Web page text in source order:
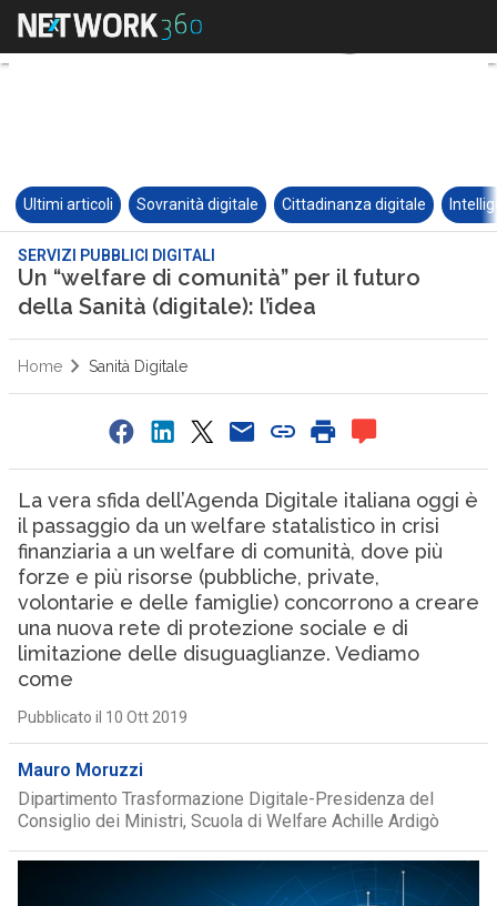
Ultimi articoli Sovranità digitale Cittadinanza digitale
SERVIZI PUBBLICI DIGITALI
Un “welfare di comunità” per il futuro
della Sanità (digitale): l’idea
Home Sanità Digitale
La vera sfida dell’Agenda Digitale italiana oggi è
il passaggio da un welfare statalistico in crisi
finanziaria a un welfare di comunità, dove più
forze e più risorse (pubbliche, private,
volontarie e delle famiglie) concorrono a creare
una nuova rete di protezione sociale e di
limitazione delle disuguaglianze. Vediamo
come
Pubblicato il 10 Ott 2019
Mauro Moruzzi
Dipartimento Trasformazione Digitale-Presidenza del
Consiglio dei Ministri, Scuola di Welfare Achille Ardigò